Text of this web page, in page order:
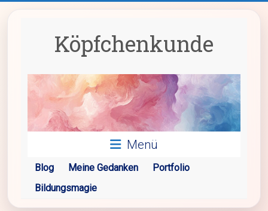
Köpfchenkunde
Menü
Blog Meine Gedanken
Portfolio
Bildungsmagie